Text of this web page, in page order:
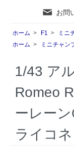
お問
ホーム > F1 >
ミニ
ホーム > ミニチャン
1/43 ア
Romeo
ーレー
ライコ